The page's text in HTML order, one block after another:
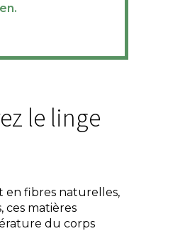
le linge
en fibres naturelles,
ces matières
du corps